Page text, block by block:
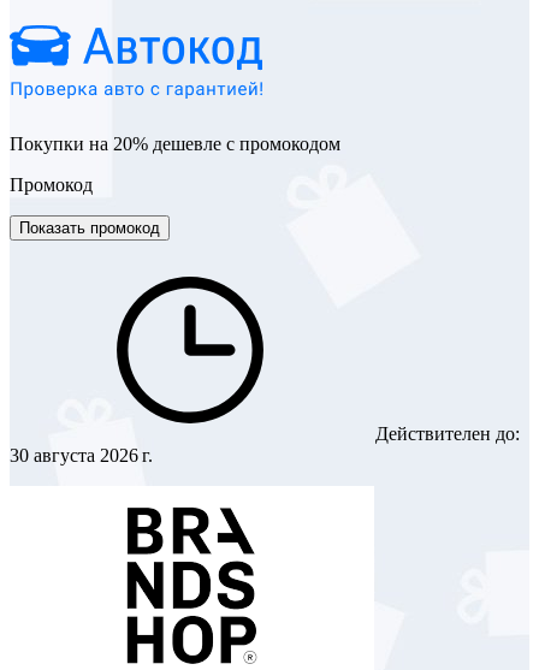
Покупки на 20% дешевле с промокодом
Промокод
Показать промокод
Действителен до:
30 августа 2026 г.